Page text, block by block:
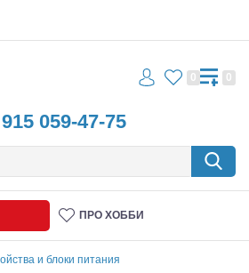
059-47-75
0 0
ПРО ХОББИ
и блоки питания